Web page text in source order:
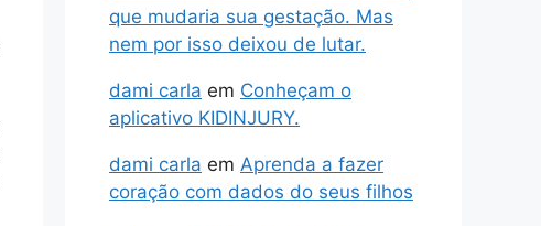
que mudaria sua gestação. Mas
nem por isso deixou de lutar.
dami carla em Conheçam o
aplicativo KIDINJURY.
dami carla em Aprenda a fazer
coração com dados do seus filhos